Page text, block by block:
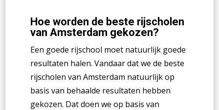
Hoe worden de beste rijscholen
van Amsterdam gekozen?
Een goede rijschool moet natuurlijk goede
resultaten halen. Vandaar dat we de beste
rijscholen van Amsterdam natuurlijk op
basis van behaalde resultaten hebben
gekozen. Dat doen we op basis van